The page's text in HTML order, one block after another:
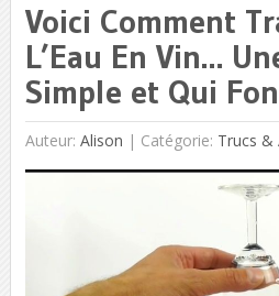
Voici Comment
L’Eau En Vin…
Simple et Qui
Auteur: Alison | Catégorie: Trucs &